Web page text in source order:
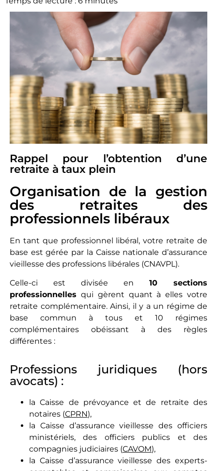
Rappel pour l’obtention d’une
retraite à taux plein
Organisation de la gestion
des retraites des
professionnels libéraux
En tant que professionnel libéral, votre retraite de
base est gérée par la Caisse nationale d’assurance
vieillesse des professions libérales (CNAVPL).
Celle-ci est divisée en 10 sections
professionnelles qui gèrent quant à elles votre
retraite complémentaire. Ainsi, il y a un régime de
base commun à tous et 10 régimes
complémentaires obéissant à des règles
différentes :
Professions juridiques (hors
avocats) :
la Caisse de prévoyance et de retraite des
notaires (CPRN),
la Caisse d’assurance vieillesse des officiers
ministériels, des officiers publics et des
compagnies judiciaires (CAVOM),
la Caisse d’assurance vieillesse des experts-